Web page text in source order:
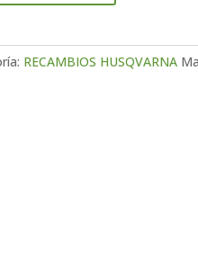
RECAMBIOS HUSQVARNA